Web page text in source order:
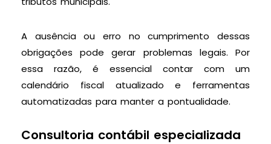
A ausência ou erro no cumprimento dessas
obrigações pode gerar problemas legais. Por
essa razão, é essencial contar com um
calendário fiscal atualizado e ferramentas
automatizadas para manter a pontualidade.
Consultoria contábil especializada